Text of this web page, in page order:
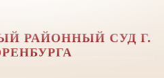
РАЙОННЫЙ СУД Г.